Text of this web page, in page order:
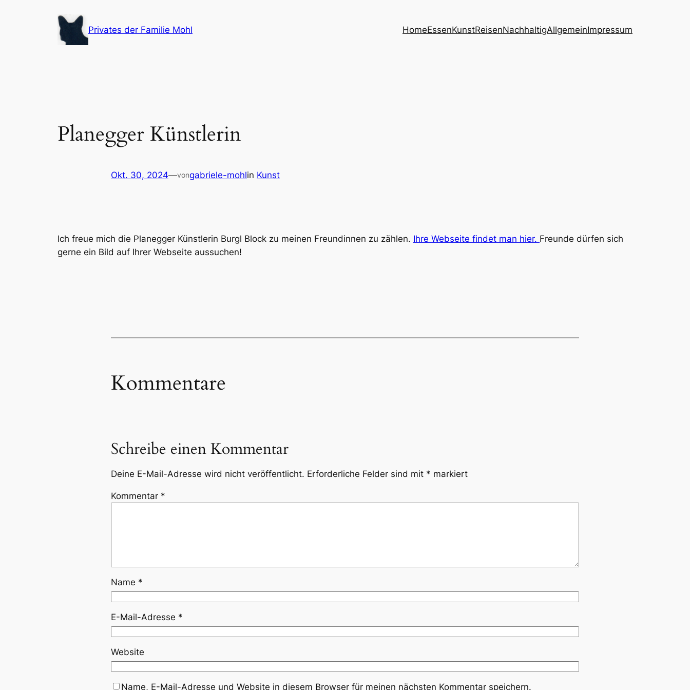
Privates der Familie Mohl HomeEssenKunstReisenNachhaltigAllgemeinImpressum
Planegger Künstlerin
Okt. 30, 2024—vongabriele-mohlin Kunst
Ich freue mich die Planegger Künstlerin Burgl Block zu meinen Freundinnen zu zählen. Ihre Webseite findet man hier. Freunde dürfen sich
gerne ein Bild auf Ihrer Webseite aussuchen!
Kommentare
Schreibe einen Kommentar
Deine E-Mail-Adresse wird nicht veröffentlicht. Erforderliche Felder sind mit * markiert
Kommentar *
Name *
E-Mail-Adresse *
Website
Name, E-Mail-Adresse und Website in diesem Browser für meinen nächsten Kommentar speichern.